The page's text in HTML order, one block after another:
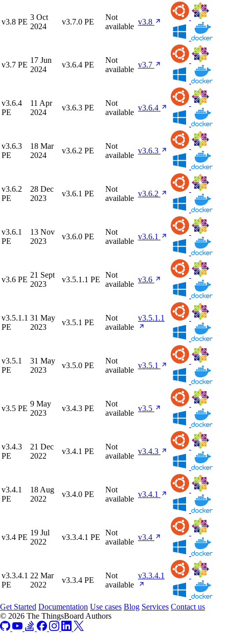
v3.8 PE
3 Oct
2024
v3.7.0 PE
Not
available
v3.8
v3.7 PE
17 Jun
2024
v3.6.4 PE
Not
available
v3.7
v3.6.4
PE
11 Apr
2024
v3.6.3 PE
Not
available
v3.6.4
v3.6.3
PE
18 Mar
2024
v3.6.2 PE
Not
available
v3.6.3
v3.6.2
PE
28 Dec
2023
v3.6.1 PE
Not
available
v3.6.2
v3.6.1
PE
13 Nov
2023
v3.6.0 PE
Not
available
v3.6.1
v3.6 PE
21 Sept
2023
v3.5.1.1 PE
Not
available
v3.6
v3.5.1.1
PE
31 May
2023
v3.5.1 PE
Not
available
v3.5.1.1
v3.5.1
PE
31 May
2023
v3.5.0 PE
Not
available
v3.5.1
v3.5 PE
9 May
2023
v3.4.3 PE
Not
available
v3.5
v3.4.3
PE
21 Dec
2022
v3.4.1 PE
Not
available
v3.4.3
v3.4.1
PE
18 Aug
2022
v3.4.0 PE
Not
available
v3.4.1
v3.4 PE
19 Jul
2022
v3.3.4.1 PE
Not
available
v3.4
v3.3.4.1
PE
22 Mar
2022
v3.3.4 PE
Not
available
v3.3.4.1
Get Started Documentation Use cases Blog Services Contact us
© 2026 The ThingsBoard Authors